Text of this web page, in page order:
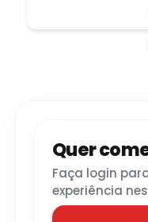
Quer
Faça login
experiência